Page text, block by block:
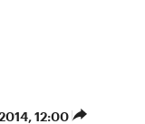
12:00